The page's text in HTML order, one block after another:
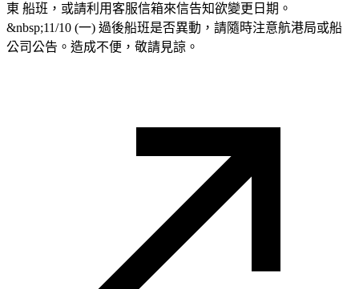
東 船班，或請利用客服信箱來信告知欲變更日期。
&nbsp;11/10 (一) 過後船班是否異動，請隨時注意航港局或船
公司公告。造成不便，敬請見諒。